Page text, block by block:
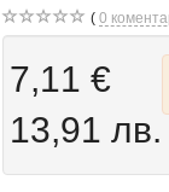
0
7,11 €
13,91 лв.